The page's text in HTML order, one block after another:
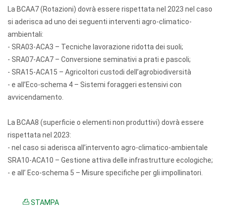
La BCAA7 (Rotazioni) dovrà essere rispettata nel 2023 nel caso
si aderisca ad uno dei seguenti interventi agro-climatico-
ambientali:
- SRA03-ACA3 – Tecniche lavorazione ridotta dei suoli;
- SRA07-ACA7 – Conversione seminativi a prati e pascoli;
- SRA15-ACA15 – Agricoltori custodi dell’agrobiodiversità
- e all’Eco-schema 4 – Sistemi foraggeri estensivi con
avvicendamento.
La BCAA8 (superficie o elementi non produttivi) dovrà essere
rispettata nel 2023:
- nel caso si aderisca all’intervento agro-climatico-ambientale
SRA10-ACA10 – Gestione attiva delle infrastrutture ecologiche;
- e all’ Eco-schema 5 – Misure specifiche per gli impollinatori.
STAMPA